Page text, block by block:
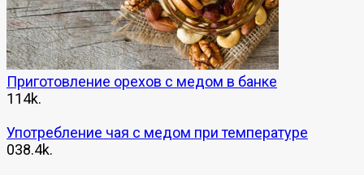
Приготовление орехов с медом в банке
114k.
Употребление чая с медом при температуре
038.4k.